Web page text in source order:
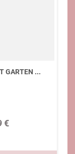
GARTEN ...
€